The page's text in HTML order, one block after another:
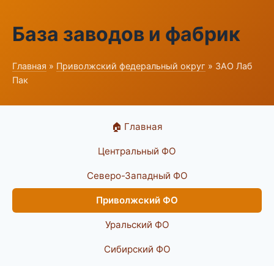
База заводов и фабрик
Главная » Приволжский федеральный округ » ЗАО Лаб
Пак
🏠 Главная
Центральный ФО
Северо-Западный ФО
Приволжский ФО
Уральский ФО
Сибирский ФО